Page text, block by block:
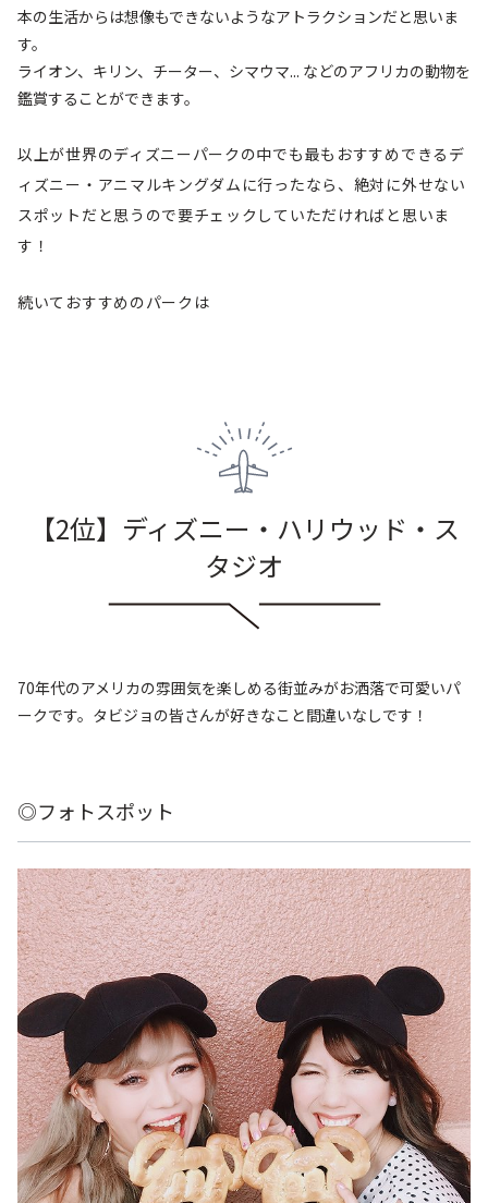
本の生活からは想像もできないようなアトラクションだと思いま
す。
ライオン、キリン、チーター、シマウマ... などのアフリカの動物を
鑑賞することができます。
以上が世界のディズニーパークの中でも最もおすすめできるデ
ィズニー・アニマルキングダムに行ったなら、絶対に外せない
スポットだと思うので要チェックしていただければと思いま
す！
続いておすすめのパークは
【2位】ディズニー・ハリウッド・ス
タジオ
70年代のアメリカの雰囲気を楽しめる街並みがお洒落で可愛いパ
ークです。タビジョの皆さんが好きなこと間違いなしです！
◎フォトスポット